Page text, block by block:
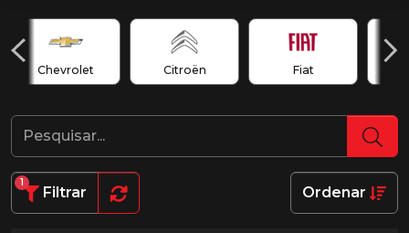
Chevrolet Citroën Fiat
Filtrar
1
Ordenar